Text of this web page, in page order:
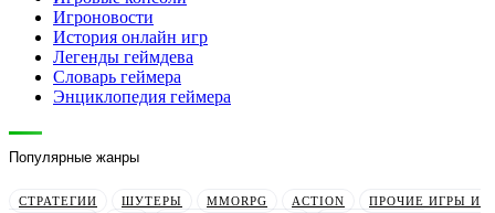
Игроновости
История онлайн игр
Легенды геймдева
Словарь геймера
Энциклопедия геймера
Популярные жанры
СТРАТЕГИИ ШУТЕРЫ MMORPG ACTION
ПРОЧИЕ ИГРЫ И